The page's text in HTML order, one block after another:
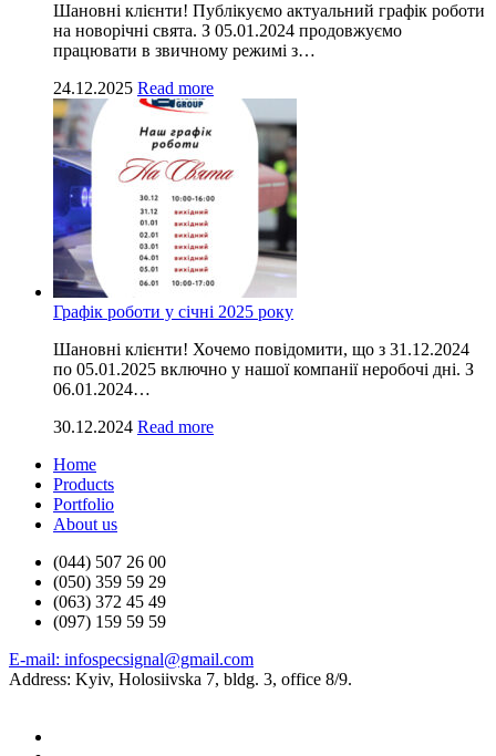
Шановні клієнти! Публікуємо актуальний графік роботи
на новорічні свята. З 05.01.2024 продовжуємо
працювати в звичному режимі з…
24.12.2025 Read more
Графік роботи у січні 2025 року
Шановні клієнти! Хочемо повідомити, що з 31.12.2024
по 05.01.2025 включно у нашої компанії неробочі дні. З
06.01.2024…
30.12.2024 Read more
Home
Products
Portfolio
About us
(044) 507 26 00
(050) 359 59 29
(063) 372 45 49
(097) 159 59 59
E-mail: infospecsignal@gmail.com
Address: Kyiv, Holosiivska 7, bldg. 3, office 8/9.